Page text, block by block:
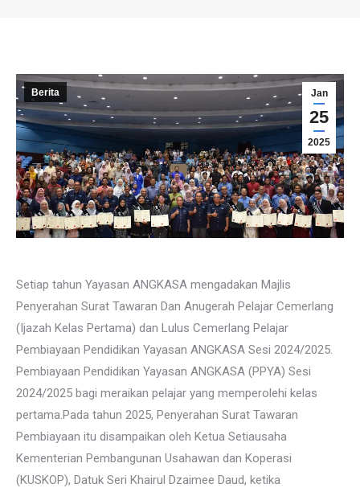
Jan
25
2025
Berita
Setiap tahun Yayasan ANGKASA mengadakan Majlis
Penyerahan Surat Tawaran Dan Anugerah Pelajar Cemerlang
(Ijazah Kelas Pertama) dan Lulus Cemerlang Pelajar
Pembiayaan Pendidikan Yayasan ANGKASA Sesi 2024/2025.
Pembiayaan Pendidikan Yayasan ANGKASA (PPYA) Sesi
2024/2025 bagi meraikan pelajar yang memperolehi kelas
pertama.Pada tahun 2025, Penyerahan Surat Tawaran
Pembiayaan itu disampaikan oleh Ketua Setiausaha
Kementerian Pembangunan Usahawan dan Koperasi
(KUSKOP), Datuk Seri Khairul Dzaimee Daud, ketika